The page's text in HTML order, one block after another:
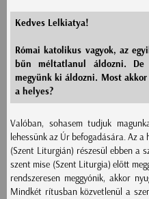
Kedves Lelkiatya!
Római katolikus vagyok, az
bűn méltatlanul áldozni.
megyünk ki áldozni. Most
a helyes?
Valóban, sohasem tudjuk
lehessünk az Úr befogadására. Az
(Szent Liturgián) részesül ebben a
szent mise (Szent Liturgia) előtt
rendszeresen meggyónik, akkor
Mindkét rítusban közvetlenül a